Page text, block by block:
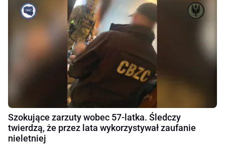
Szokujące zarzuty wobec 57-latka. Śledczy
twierdzą, że przez lata wykorzystywał zaufanie
nieletniej